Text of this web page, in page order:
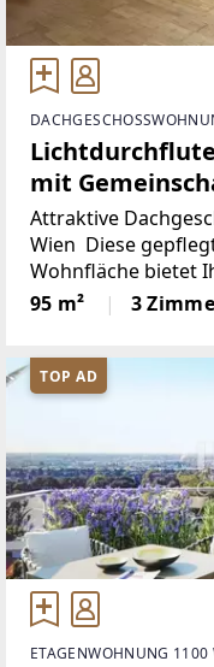
mit
Attraktive
Wien Diese
Wohnfläche bietet
begehrter Lage mit
Sie den Komfort
95 m² 3
TOP AD
ETAGENWOHNUNG 1100